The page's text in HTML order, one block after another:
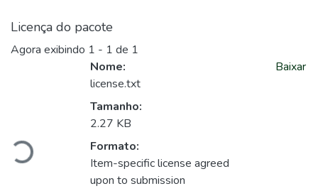
Licença do pacote
Agora exibindo 1 - 1 de 1
Carregando...
Nome:
license.txt
Tamanho:
2.27 KB
Formato:
Item-specific license agreed
upon to submission
Baixar